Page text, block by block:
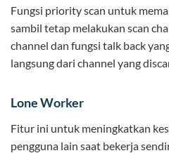
Fungsi priority scan untuk
sambil tetap melakukan scan
channel dan fungsi talk back
langsung dari channel yang
Lone Worker
Fitur ini untuk meningkatkan
pengguna lain saat bekerja